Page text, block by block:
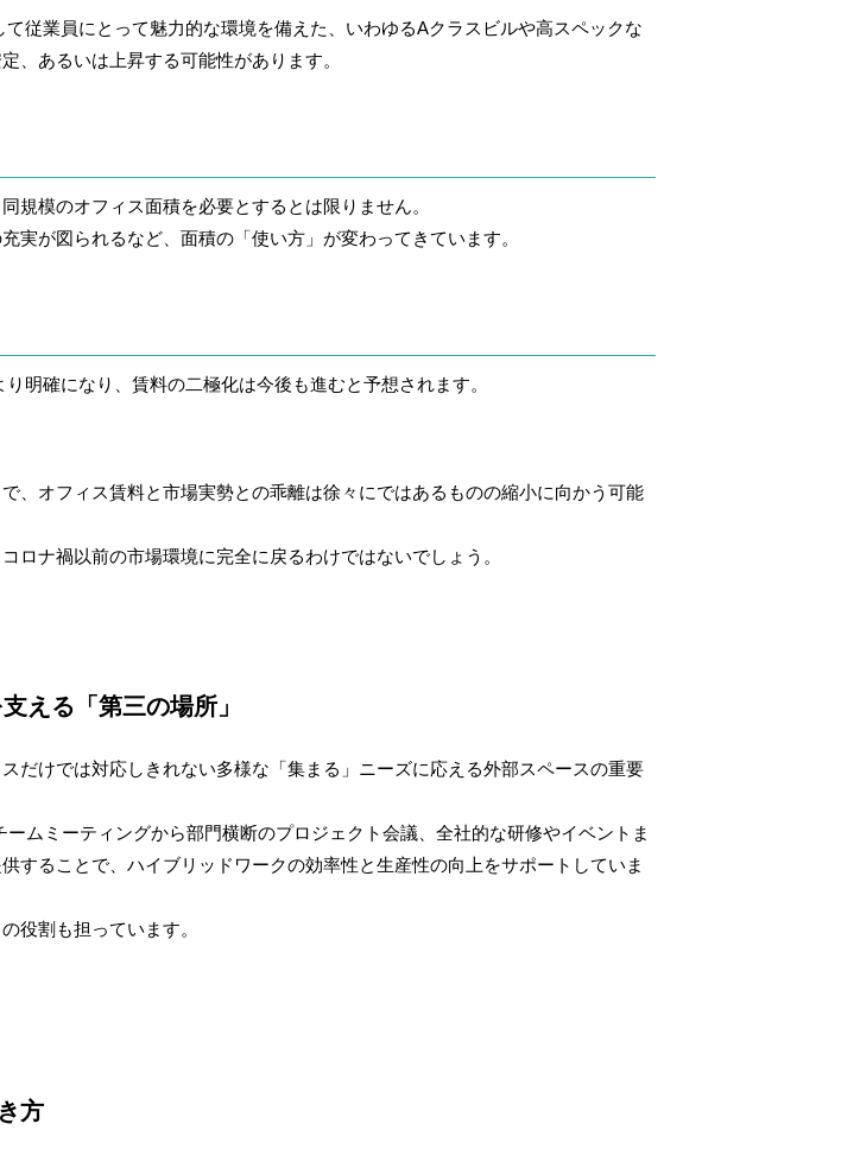
従業員にとって魅力的な環境を備えた、いわゆるAクラスビルや高スペックな
、あるいは上昇する可能性があります。
規模のオフィス面積を必要とするとは限りません。
が図られるなど、面積の「使い方」が変わってきています。
明確になり、賃料の二極化は今後も進むと予想されます。
、オフィス賃料と市場実勢との乖離は徐々にではあるものの縮小に向かう可能
ロナ禍以前の市場環境に完全に戻るわけではないでしょう。
える「第三の場所」
だけでは対応しきれない多様な「集まる」ニーズに応える外部スペースの重要
ムミーティングから部門横断のプロジェクト会議、全社的な研修やイベントま
することで、ハイブリッドワークの効率性と生産性の向上をサポートしていま
役割も担っています。
方